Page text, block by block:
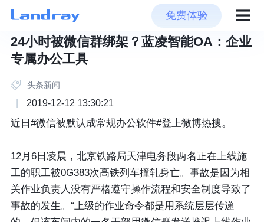
免费体验
24小时被微信群绑架？蓝凌智能OA：企业
专属办公工具
头条新闻
2019-12-12 13:30:21
近日#微信被默认成常规办公软件#登上微博热搜。
12月6日凌晨，北京铁路局天津电务段两名正在上线施
工的职工被0G383次高铁列车撞轧身亡。事故是因为相
关作业负责人没有严格遵守操作流程和安全制度导致了
事故的发生。“上级的作业命令都是用系统层层传递